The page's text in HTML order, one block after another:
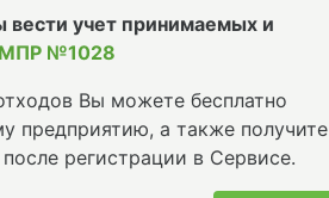
вести учет принимаемых и
МПР №1028
Вы можете бесплатно
предприятию, а также получите
регистрации в Сервисе.